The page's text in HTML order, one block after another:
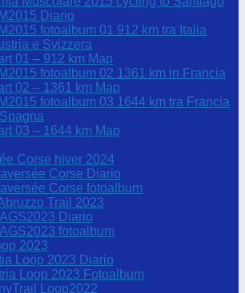
Diario
fotoalbum 01 912 km tra Italia
e Svizzera
01 – 912 km Map
fotoalbum 02 1361 km in Francia
02 – 1361 km Map
fotoalbum 03 1644 km tra Francia
03 – 1644 km Map
Corse hiver 2024
Corse Diario
Corse fotoalbum
Trail 2023
Diario
fotoalbum
2023
Loop 2023 Diario
Loop 2023 Fotoalbum
Loop2022